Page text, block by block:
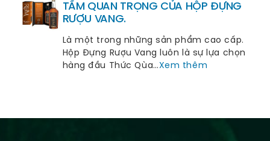
TẦM QUAN TRỌNG CỦA HỘP ĐỰNG
RƯỢU VANG.
Là một trong những sản phẩm cao cấp.
Hộp Đựng Rượu Vang luôn là sự lựa chọn
hàng đầu Thức Qùa…Xem thêm